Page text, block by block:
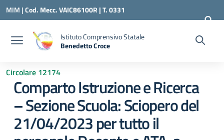
Vai ai contenuti
Vai al menu di navigazione
Vai al footer
MIM |Cod. Mecc. VAIC86100R | T. 0331
240260 | VAIC86100R@ISTRUZIONE.IT
Istituto Comprensivo Statale
Benedetto Croce
Circolare 12174
Comparto Istruzione e Ricerca
– Sezione Scuola: Sciopero del
21/04/2023 per tutto il